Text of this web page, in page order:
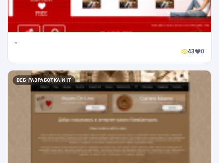
-
43 0
ВЕБ-РАЗРАБОТКА И IT